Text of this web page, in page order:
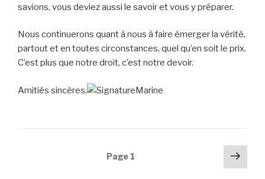
savions, vous deviez aussi le savoir et vous y préparer.
Nous continuerons quant à nous à faire émerger la vérité,
partout et en toutes circonstances, quel qu’en soit le prix.
C’est plus que notre droit, c’est notre devoir.
Amitiés sincères,
Page 1